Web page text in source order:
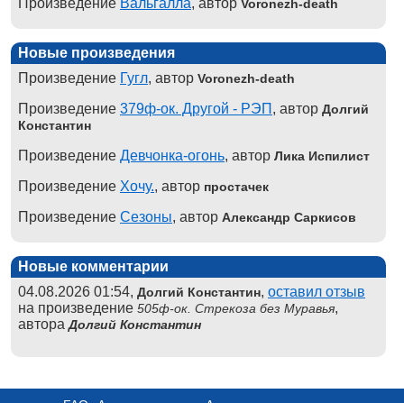
Voronezh-death
Новые произведения
Произведение Гугл, автор Voronezh-death
Произведение 379ф-ок. Другой - РЭП , автор Долгий
Константин
Произведение Девчонка-огонь, автор Лика Испилист
Произведение Хочу., автор простачек
Произведение Сезоны, автор Александр Саркисов
Новые комментарии
04.08.2026 01:54, Долгий Константин, оставил отзыв
на произведение 505ф-ок. Стрекоза без Муравья,
автораДолгий Константин